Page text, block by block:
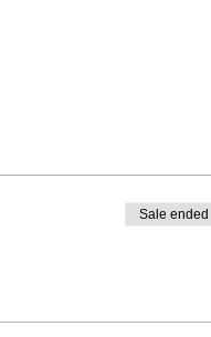
Sale ended